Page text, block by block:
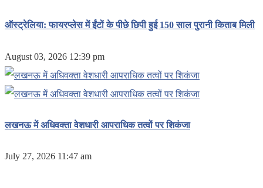
ऑस्ट्रेलिया: फायरप्लेस में ईंटों के पीछे छिपी हुई 150 साल पुरानी किताब मिली
August 03, 2026 12:39 pm
लखनऊ में अधिवक्ता वेशधारी आपराधिक तत्वों पर शिकंजा
July 27, 2026 11:47 am